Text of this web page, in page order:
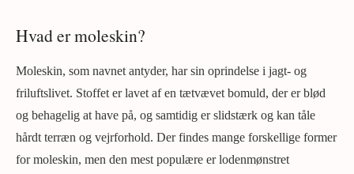
Hvad er moleskin?
Moleskin, som navnet antyder, har sin oprindelse i jagt- og
friluftslivet. Stoffet er lavet af en tætvævet bomuld, der er blød
og behagelig at have på, og samtidig er slidstærk og kan tåle
hårdt terræn og vejrforhold. Der findes mange forskellige former
for moleskin, men den mest populære er lodenmønstret